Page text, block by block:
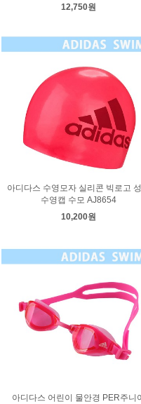
12,750원
아디다스 수영모자 실리콘 빅로고
수영캡 수모 AJ8654
10,200원
아디다스 어린이 물안경 PER주니